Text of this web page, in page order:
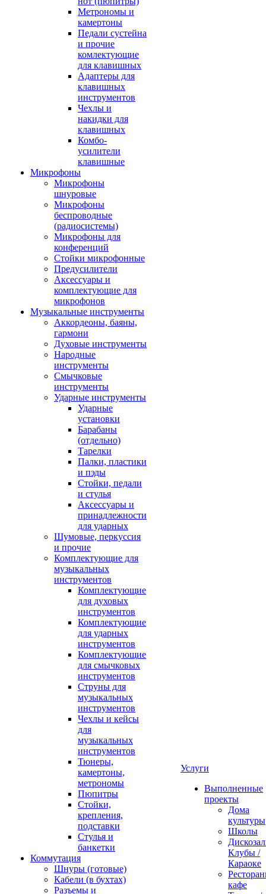
Метрономы и
камертоны
Педали сустейна
и прочие
комлектующие
для клавишных
Адаптеры для
клавишных
инструментов
Чехлы и
накидки для
клавишных
Комбо-
усилители
клавишные
Микрофоны
Микрофоны
шнуровые
Микрофоны
беспроводные
(радиосистемы)
Микрофоны для
конференций
Стойки микрофонные
Предусилители
Аксессуары и
комплектующие для
микрофонов
Музыкальные инструменты
Аккордеоны, баяны,
гармони
Духовые инструменты
Народные
инструменты
Смычковые
инструменты
Ударные инструменты
Ударные
установки
Барабаны
(отдельно)
Тарелки
Палки, пластики
и пэды
Стойки, педали
и стулья
Аксессуары и
принадлежности
для ударных
Шумовые, перкуссия
и прочие
Комплектующие для
музыкальных
инструментов
Комплектующие
для духовых
инструментов
Комплектующие
для ударных
инструментов
Комплектующие
для смычковых
инструментов
Струны для
музыкальных
инструментов
Чехлы и кейсы
для
музыкальных
инструментов
Тюнеры,
камертоны,
метрономы
Пюпитры
Стойки,
крепления,
подставки
Стулья и
банкетки
Коммутация
Шнуры (готовые)
Кабели (в бухтах)
Разъемы и
Услуги
Выполненные
проекты
Дома
культуры
Школы
Клубы /
Караоке
кафе